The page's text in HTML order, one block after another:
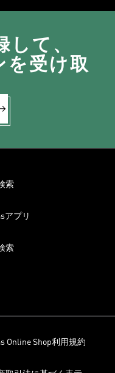
して、
を受け取
索
アプリ
索
Online Shop利用規約